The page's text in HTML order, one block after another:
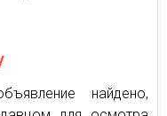
найдено,